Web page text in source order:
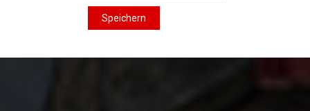
Speichern